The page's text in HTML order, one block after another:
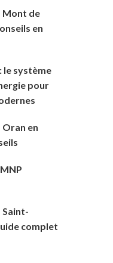
Mont de
en
le système
pour
Oran en
Saint-
complet